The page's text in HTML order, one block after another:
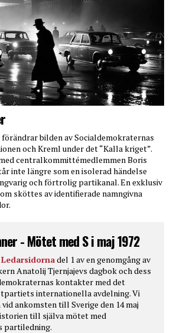
förändrar bilden av Socialdemokraternas
och Kreml under det “Kalla kriget”.
centralkommittémedlemmen Boris
inte längre som en isolerad händelse
och förtrolig partikanal. En exklusiv
sköttes av identifierade namngivna
- Mötet med S i maj 1972
del 1 av en genomgång av
Anatolij Tjernjajevs dagbok och dess
kontakter med det
internationella avdelning. Vi
ankomsten till Sverige den 14 maj
till själva mötet med
partiledning.